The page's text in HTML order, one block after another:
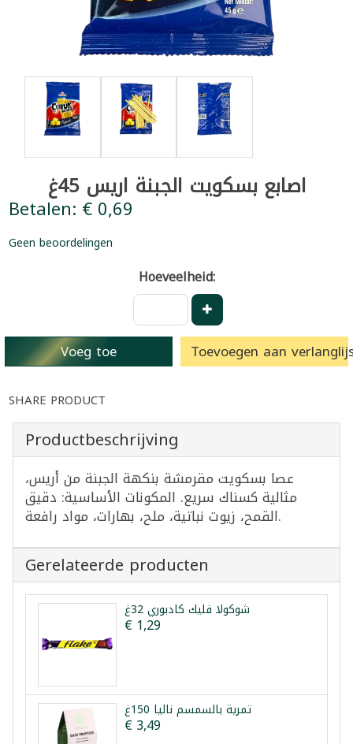
اصابع بسكويت الجبنة اريس 45غ
Betalen: € 0,69
Geen beoordelingen
Hoeveelheid:
Voeg toe Toevoegen aan
SHARE PRODUCT
Productbeschrijving
عصا بسكويت مقرمشة بنكهة الجبنة من أريس،
مثالية كسناك سريع. المكونات الأساسية: دقيق
القمح، زيوت نباتية، ملح، بهارات، مواد رافعة.
Gerelateerde producten
شوكولا فليك كادبوري 32غ
€ 1,29
تمرية بالسمسم نالیا 150غ
€ 3,49